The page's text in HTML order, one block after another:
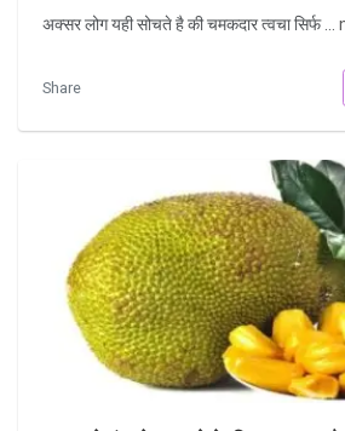
अक्सर लोग यही सोचते है की चमकदार त्वचा सिर्फ ...
Share